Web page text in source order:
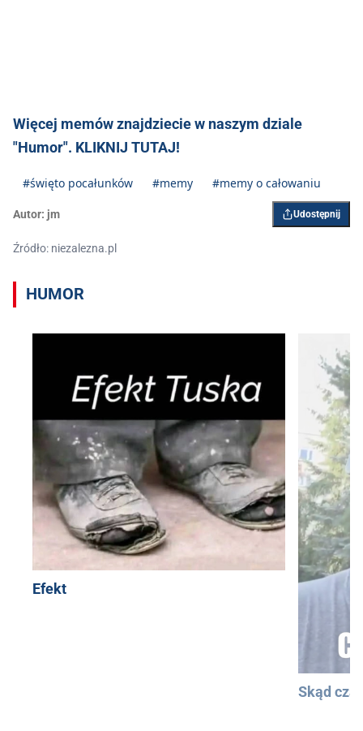
Więcej memów znajdziecie w naszym dziale
"Humor". KLIKNIJ TUTAJ!
#święto pocałunków #memy #memy o całowaniu
Autor: jm Udostępnij
Źródło: niezalezna.pl
HUMOR
Efekt
Skąd